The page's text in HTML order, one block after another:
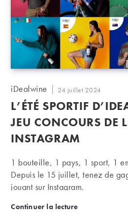
Auteur/autrice
la
publication :
iDealwine
Publication
publiée :
24 juillet 2024
L’ÉTÉ SPORTIF
JEU CONCOURS DE
INSTAGRAM
1 bouteille, 1 pays, 1 sport, 1
Depuis le 15 juillet, tenez de
jouant sur Instagram.
Continuer la lectureL’été sportif